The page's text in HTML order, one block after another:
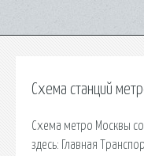
Схема станций
Схема метро Москвы
здесь: Главная